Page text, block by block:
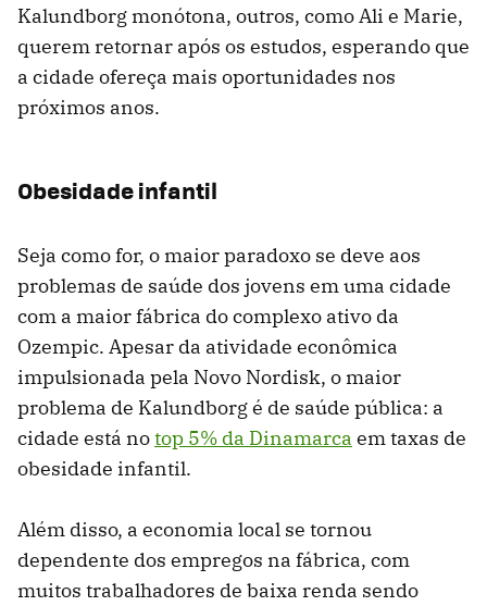
Kalundborg monótona, outros, como Ali e Marie,
querem retornar após os estudos, esperando que
a cidade ofereça mais oportunidades nos
próximos anos.
Obesidade infantil
Seja como for, o maior paradoxo se deve aos
problemas de saúde dos jovens em uma cidade
com a maior fábrica do complexo ativo da
Ozempic. Apesar da atividade econômica
impulsionada pela Novo Nordisk, o maior
problema de Kalundborg é de saúde pública: a
cidade está notop 5% da Dinamarca em taxas de
obesidade infantil.
Além disso, a economia local se tornou
dependente dos empregos na fábrica, com
muitos trabalhadores de baixa renda sendo